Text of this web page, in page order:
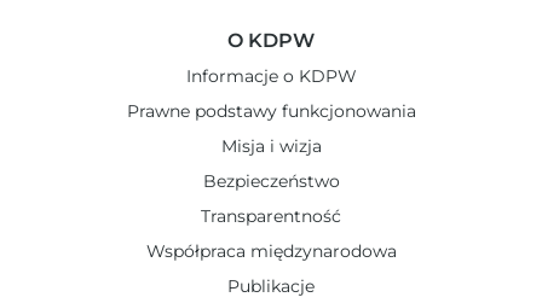
O KDPW
Informacje o KDPW
Prawne podstawy funkcjonowania
Misja i wizja
Bezpieczeństwo
Transparentność
Współpraca międzynarodowa
Publikacje